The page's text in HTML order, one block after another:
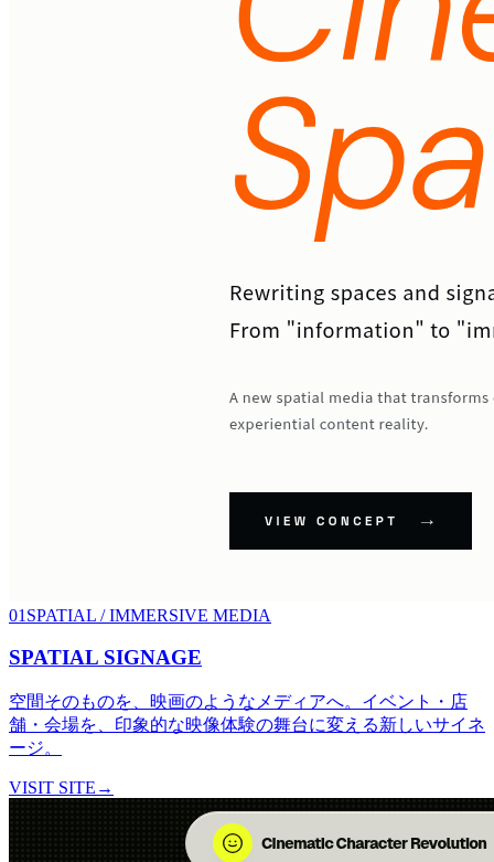
01 SPATIAL / IMMERSIVE MEDIA
SPATIAL SIGNAGE
空間そのものを、映画のようなメディアへ。イベント・店
舗・会場を、印象的な映像体験の舞台に変える新しいサイネ
ージ。
VISIT SITE →